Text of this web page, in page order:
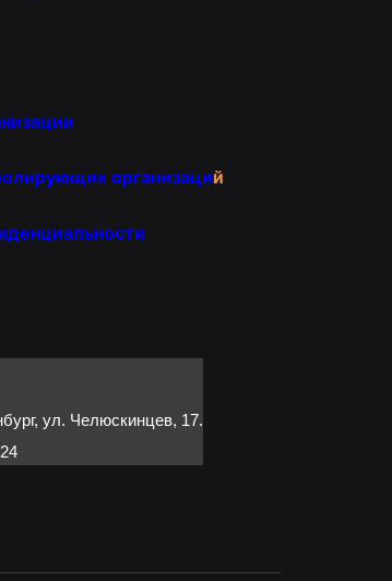
организаций
ул. Челюскинцев, 17.